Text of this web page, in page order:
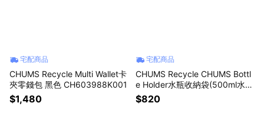
宅配商品
CHUMS Recycle Multi Wallet卡
夾零錢包 黑色 CH603988K001
$1,480
宅配商品
CHUMS Recycle CHUMS Bottl
e Holder水瓶收納袋(500ml水瓶
適用) 米灰色 CH603992G057
$820